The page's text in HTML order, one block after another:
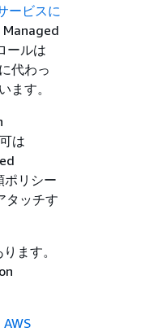
ービスに
Managed
ールは
代わっ
ます。
は
ポリシー
タッチす
ます。
AWS